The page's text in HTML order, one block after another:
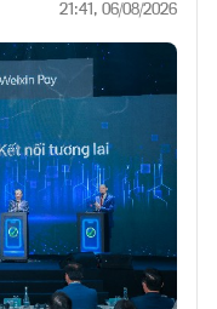
21:41, 06/08/2026